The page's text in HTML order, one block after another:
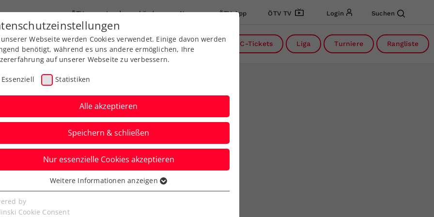
ÖTV Landesverbände News ÖTV App ÖTV TV Login Suchen
Ausbildung Services Über uns DC-Tickets Liga Turniere Rangliste
bekommen ihren
Thiem –
Webseite werden Cookies verwendet. Einige davon werden
benötigt, während es uns andere ermöglichen, Ihre
auf unserer Webseite zu verbessern.
Essenziell Statistiken
Alle akzeptieren
Speichern & schließen
Nur essenzielle Cookies akzeptieren
Cookies werden für grundlegende Funktionen der
benötigt. Dadurch ist gewährleistet, dass die Webseite
Weitere Informationen anzeigen
by
Cookie Consent